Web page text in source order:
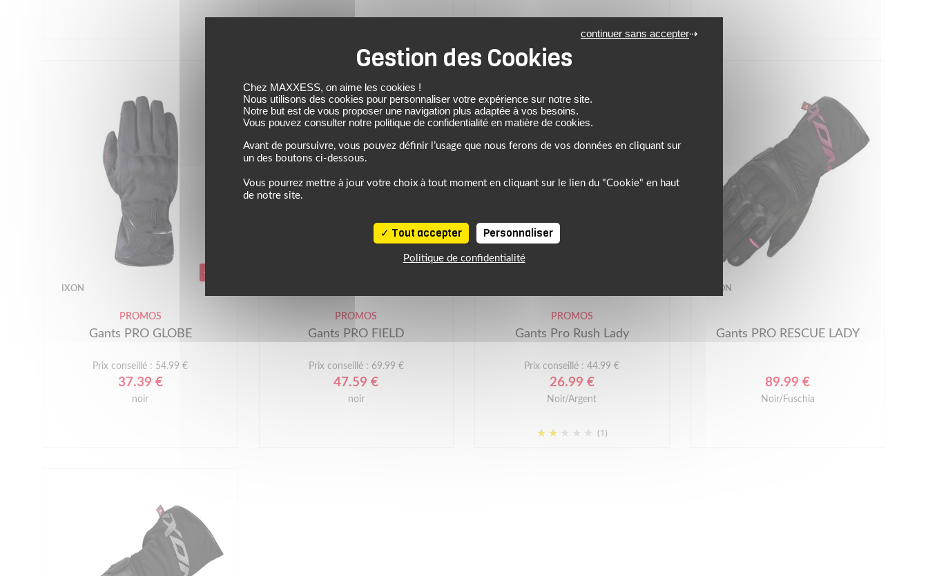
-32%
IXON
PROMOS
Gants PRO GLOBE
Prix conseillé : 54.99 €
37.39 €
noir
PROMOS
Gants PRO FIELD
Prix conseillé : 69.99 €
47.59 €
noir
PROMOS
Gants Pro Rush Lady
Prix conseillé : 44.99 €
26.99 €
Noir/Argent
(1)
IXON
Gants PRO RESCUE LADY
89.99 €
Noir/Fuschia
Chez MAXXESS, on aime les cookies !
Nous utilisons des cookies pour personnaliser votre expérience sur notre site.
Notre but est de vous proposer une navigation plus adaptée à vos besoins.
Vous pouvez consulter notre politique de confidentialité en matière de cookies.
Avant de poursuivre, vous pouvez définir l’usage que nous ferons de vos données en cliquant sur
un des boutons ci-dessous.
Vous pourrez mettre à jour votre choix à tout moment en cliquant sur le lien du "Cookie" en haut
de notre site.
Tout accepter
continuer sans accepter
Personnaliser
Politique de confidentialité